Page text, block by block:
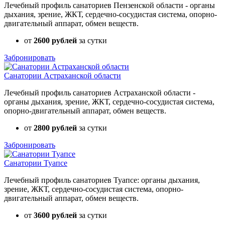
Лечебный профиль санаториев Пензенской области - органы
дыхания, зрение, ЖКТ, сердечно-сосудистая система, опорно-
двигательный аппарат, обмен веществ.
от 2600 рублей за сутки
Забронировать
Санатории Астраханской области
Лечебный профиль санаториев Астраханской области -
органы дыхания, зрение, ЖКТ, сердечно-сосудистая система,
опорно-двигательный аппарат, обмен веществ.
от 2800 рублей за сутки
Забронировать
Санатории Туапсе
Лечебный профиль санаториев Туапсе: органы дыхания,
зрение, ЖКТ, сердечно-сосудистая система, опорно-
двигательный аппарат, обмен веществ.
от 3600 рублей за сутки